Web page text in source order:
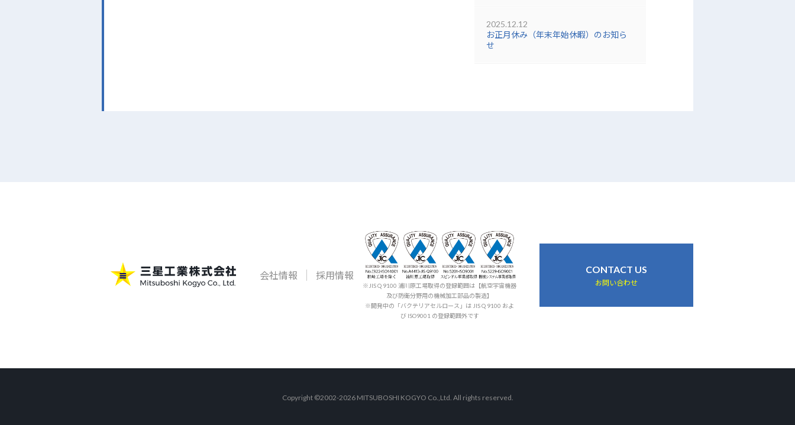
2025.12.12
お正月休み（年末年始休暇）のお知ら
せ
会社情報 採用情報
※JIS Q 9100 浦川原工場取得の登録範囲は【航空宇宙機器
及び防衛分野用の機械加工部品の製造】
※開発中の「バクテリアセルロース」は JIS Q 9100 およ
び ISO9001 の登録範囲外です
CONTACT US
お問い合わせ
Copyright ©2002-2026 MITSUBOSHI KOGYO Co.,Ltd. All rights reserved.